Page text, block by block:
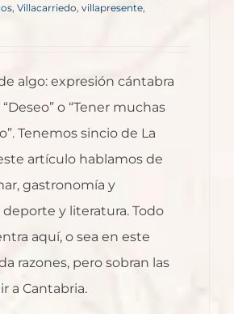
, Villacarriedo villapresente
algo: expresión cántabra
o “Tener muchas
Tenemos sincio de La
artículo hablamos de
gastronomía y
y literatura. Todo
aquí, o sea en este
razones, pero sobran las
a Cantabria.